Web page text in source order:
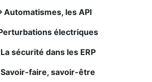
Automatismes, les API
électriques
La sécurité dans les ERP
Savoir-faire, savoir-être